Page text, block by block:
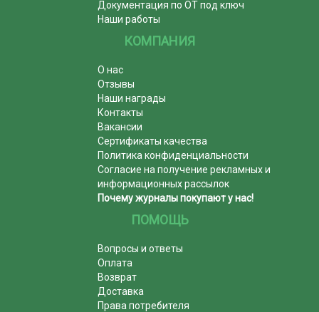
Документация по ОТ под ключ
Наши работы
КОМПАНИЯ
О нас
Отзывы
Наши награды
Контакты
Вакансии
Сертификаты качества
Политика конфиденциальности
Согласие на получение рекламных и
информационных рассылок
Почему журналы покупают у нас!
ПОМОЩЬ
Вопросы и ответы
Оплата
Возврат
Доставка
Права потребителя